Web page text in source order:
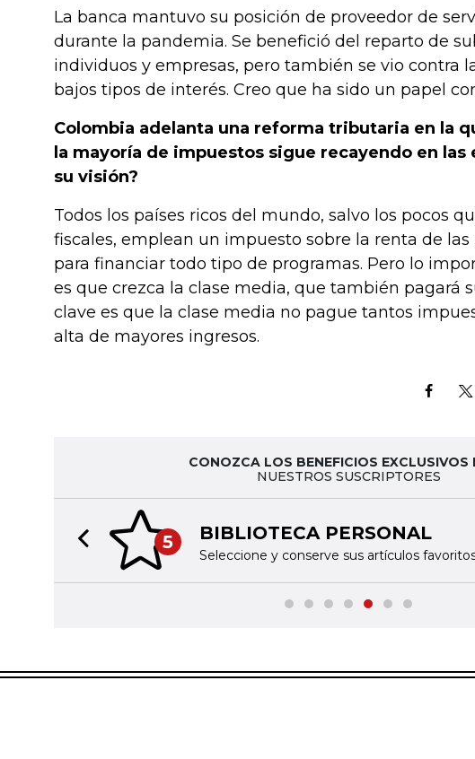
La banca mantuvo su posición de proveedor de
durante la pandemia. Se benefició del reparto de
individuos y empresas, pero también se vio contra
bajos tipos de interés. Creo que ha sido un papel
Colombia adelanta una reforma tributaria en la
la mayoría de impuestos sigue recayendo en las
su visión?
Todos los países ricos del mundo, salvo los pocos
fiscales, emplean un impuesto sobre la renta de las
para financiar todo tipo de programas. Pero lo
es que crezca la clase media, que también pagará
clave es que la clase media no pague tantos
alta de mayores ingresos.
CONOZCA LOS BENEFICIOS EXCLUSIVOS
NUESTROS SUSCRIPTORES
5 BIBLIOTECA PERSONAL
Seleccione y conserve sus artículos
Previous slide